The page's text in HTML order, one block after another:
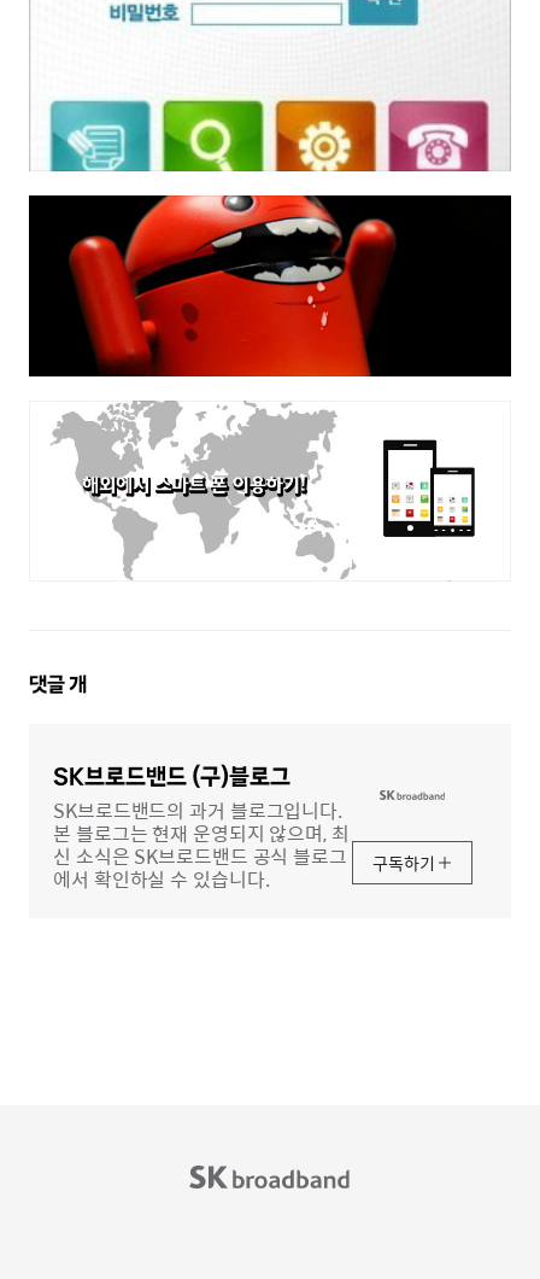
댓
댓글개
SK브로드밴드 (구)블로그
SK브로드밴드의 과거 블로그입니다.
본 블로그는 현재 운영되지 않으며, 최
신 소식은 SK브로드밴드 공식 블로그
에서 확인하실 수 있습니다.
구독하기